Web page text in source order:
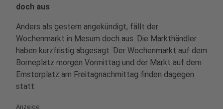
doch aus
Anders als gestern angekündigt, fällt der
Wochenmarkt in Mesum doch aus. Die Markthändler
haben kurzfristig abgesagt. Der Wochenmarkt auf dem
Borneplatz morgen Vormittag und der Markt auf dem
Emstorplatz am Freitagnachmittag finden dagegen
statt.
Anzeige